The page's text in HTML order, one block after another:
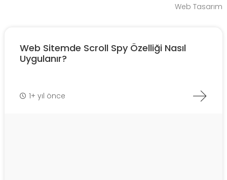
Web Tasarım
Web Sitemde Scroll Spy Özelliği Nasıl
Uygulanır?
1+ yıl önce